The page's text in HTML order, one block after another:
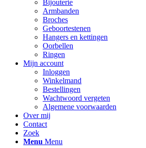
Bijouterie
Armbanden
Broches
Geboortestenen
Hangers en kettingen
Oorbellen
Ringen
Mijn account
Inloggen
Winkelmand
Bestellingen
Wachtwoord vergeten
Algemene voorwaarden
Over mij
Contact
Zoek
Menu Menu